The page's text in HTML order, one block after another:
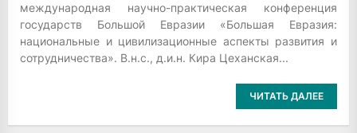
международная научно-практическая конференция
государств Большой Евразии «Большая Евразия:
национальные и цивилизационные аспекты развития и
сотрудничества». В.н.с., д.и.н. Кира Цеханская...
ЧИТАТЬ ДАЛЕЕ